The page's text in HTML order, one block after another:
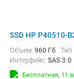
SSD HP P40510-
Объем:960 Гб
Интерфейс:SAS 3.0
Бесплатная, 11